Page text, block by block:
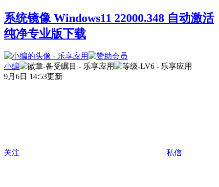
系统镜像 Windows11 22000.348 自动激活
纯净专业版下载
小编
9月6日 14:53更新
关注 私信